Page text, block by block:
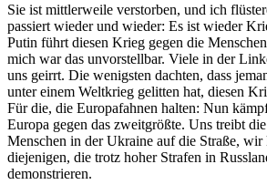
Sie ist mittlerweile verstorben, und ich
passiert wieder und wieder: Es ist wieder
Putin führt diesen Krieg gegen die
mich war das unvorstellbar. Viele in der
uns geirrt. Die wenigsten dachten, dass
unter einem Weltkrieg gelitten hat, diesen
Für die, die Europafahnen halten: Nun
Europa gegen das zweitgrößte. Uns treibt
Menschen in der Ukraine auf die Straße, wir
diejenigen, die trotz hoher Strafen in
demonstrieren.